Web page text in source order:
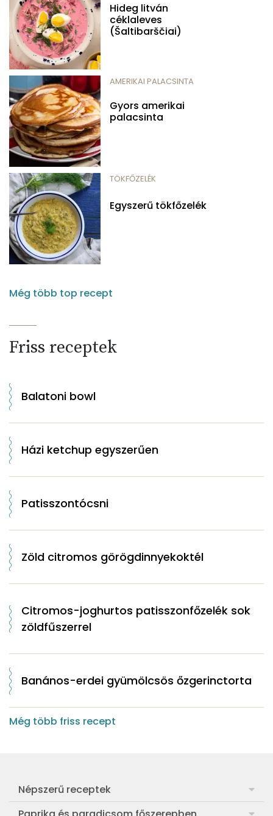
Hideg litván
céklaleves
(Šaltibarščiai)
AMERIKAI PALACSINTA
Gyors amerikai
palacsinta
TÖKFŐZELÉK
Egyszerű tökfőzelék
Még több top recept
Friss receptek
Balatoni bowl
Házi ketchup egyszerűen
Patisszontócsni
Zöld citromos görögdinnyekoktél
Citromos-joghurtos patisszonfőzelék sok
zöldfűszerrel
Banános-erdei gyümölcsös őzgerinctorta
Még több friss recept
Népszerű receptek
Frankfurti leves